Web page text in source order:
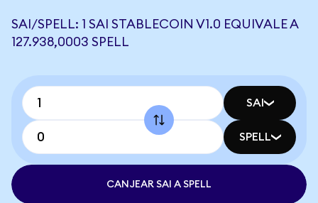
SAI/SPELL: 1 SAI STABLECOIN V1.0 EQUIVALE A
127.938,0003 SPELL
SAI
SPELL
CANJEAR SAI A SPELL